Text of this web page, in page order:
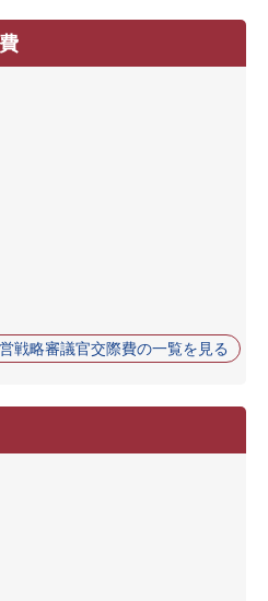
戦略審議官交際費の一覧を見る